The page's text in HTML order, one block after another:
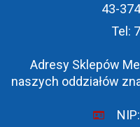
43-
Tel:
Adresy Sklepów
naszych oddziałów